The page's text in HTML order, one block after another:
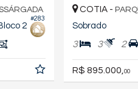
#283
2
COTIA -
Sobrado
3 3 2
R$ 895.000, 00